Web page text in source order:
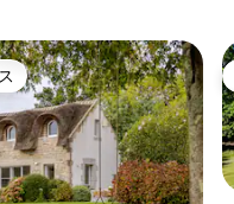
ョイスです。